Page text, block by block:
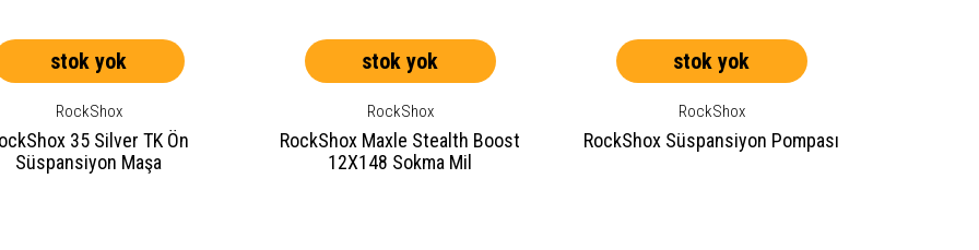
stok yok
RockShox
35 Silver TK Ön
Süspansiyon Maşa
stok yok
RockShox
RockShox Maxle Stealth Boost
12X148 Sokma Mil
stok yok
RockShox
RockShox Süspansiyon Pompası